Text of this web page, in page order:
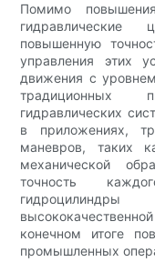
Помимо
гидравлические
повышенную
управления этих
движения с
традиционных
гидравлических
в приложениях,
маневров, таких
механической
точность
гидроцилиндры
конечном итоге
промышленных